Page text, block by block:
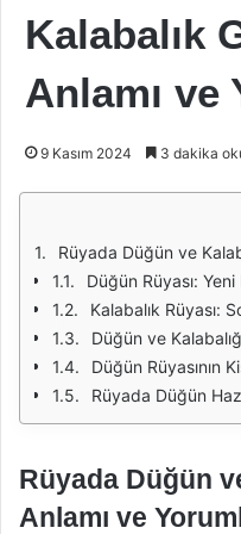
Kalabalık
Anlamı ve
9 Kasım 2024 3 dakika
Rüyada Düğün ve
Düğün Rüyası:
Kalabalık Rüyası:
Düğün ve
Düğün Rüyasının
Rüyada Düğün
Rüyada Düğün
Anlamı ve